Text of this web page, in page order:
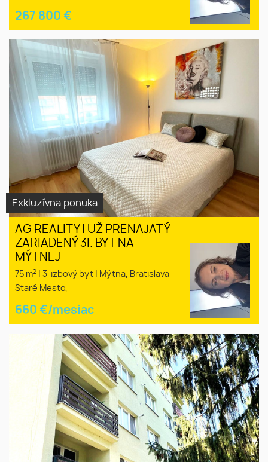
267 800 €
Exkluzívna ponuka
AG REALITY I UŽ PRENAJATÝ
ZARIADENÝ 3I. BYT NA
MÝTNEJ
75 m2 3-izbový byt
Mýtna, Bratislava-
Staré Mesto,
660 €/mesiac